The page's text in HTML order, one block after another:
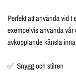
Perfekt att använda vid
exempelvis använda
avkopplande känsla
✅ Snygg och stilren